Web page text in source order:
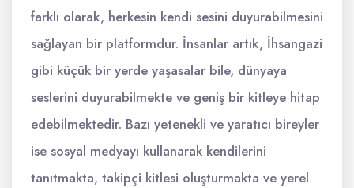
farklı olarak, herkesin kendi sesini duyurabilmesini
sağlayan bir platformdur. İnsanlar artık, İhsangazi
gibi küçük bir yerde yaşasalar bile, dünyaya
seslerini duyurabilmekte ve geniş bir kitleye hitap
edebilmektedir. Bazı yetenekli ve yaratıcı bireyler
ise sosyal medyayı kullanarak kendilerini
tanıtmakta, takipçi kitlesi oluşturmakta ve yerel